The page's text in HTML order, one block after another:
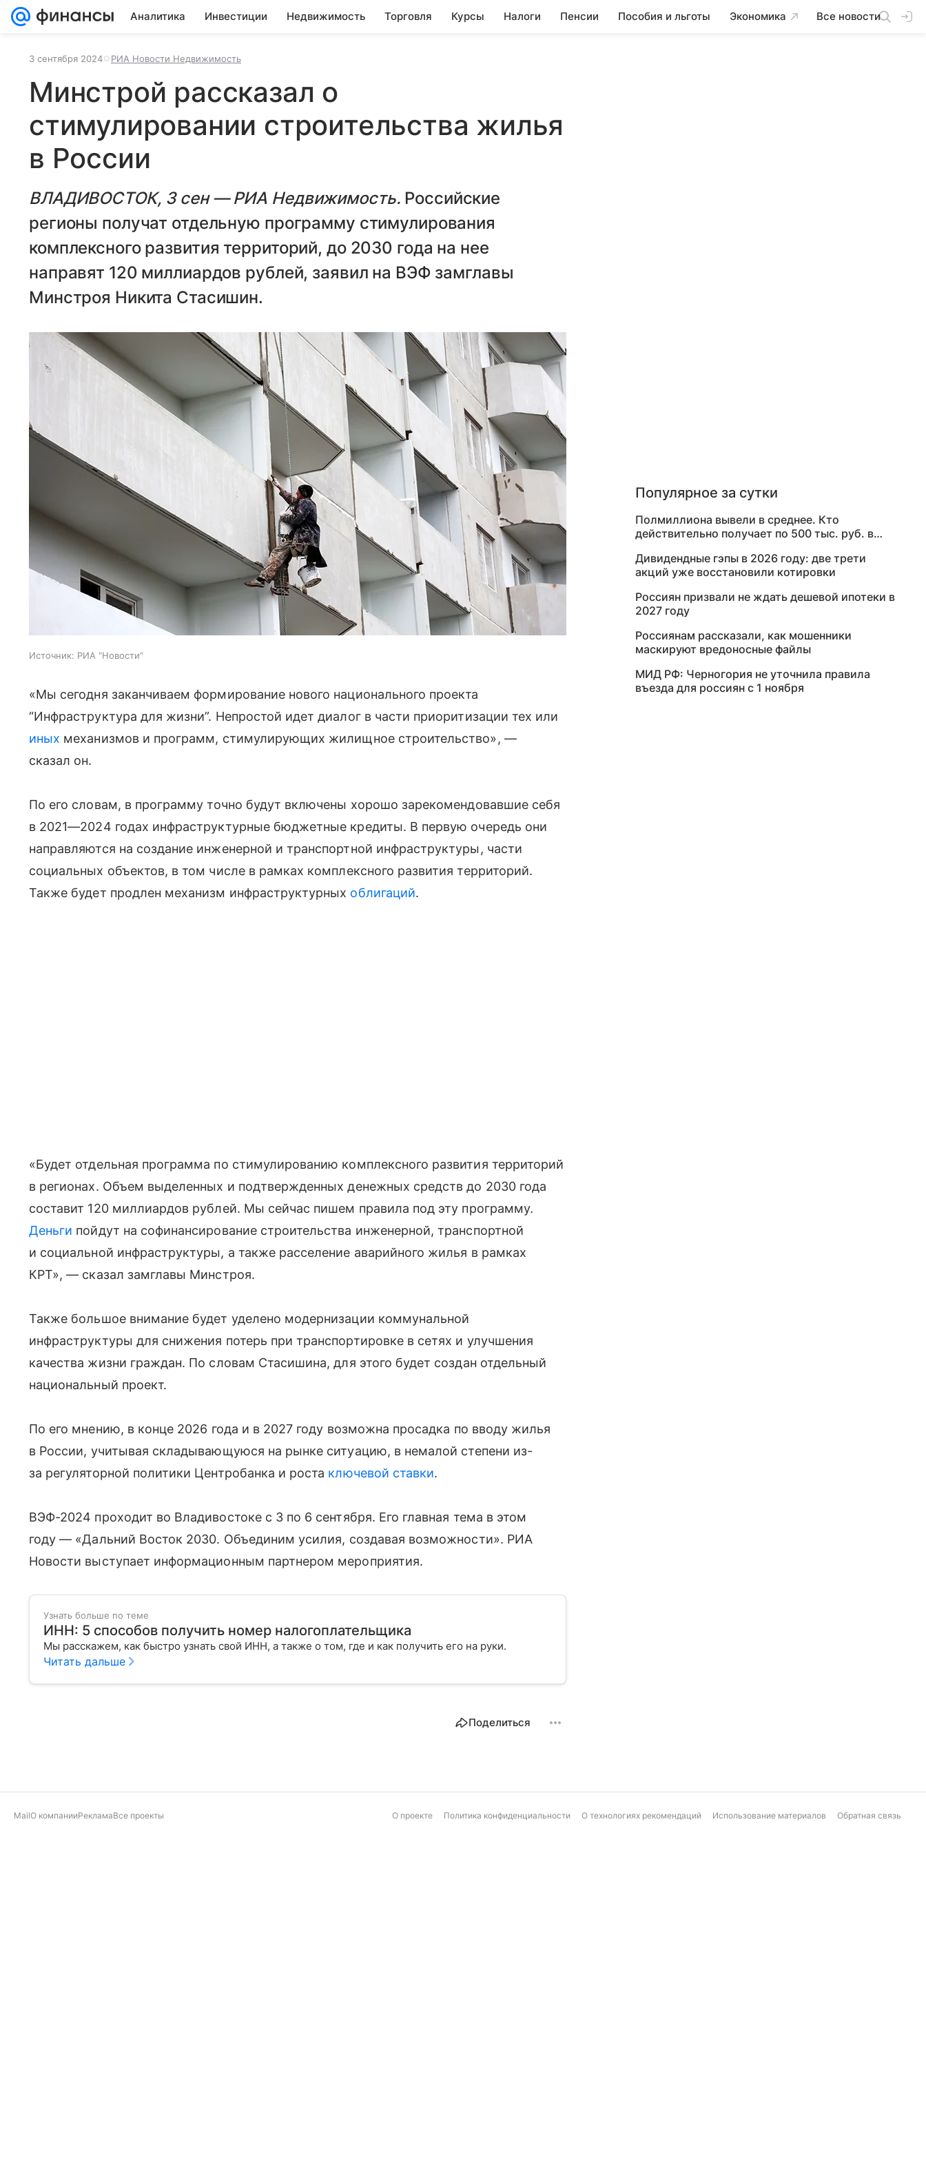
Аналитика Инвестиции Недвижимость Торговля Курсы Налоги Пенсии Пособия и льготы Экономика Все новости
3 сентября 2024 РИА Новости Недвижимость
Минстрой рассказал о
стимулировании строительства жилья
в России
ВЛАДИВОСТОК, 3 сен — РИА Недвижимость. Российские
регионы получат отдельную программу стимулирования
комплексного развития территорий, до 2030 года на нее
направят 120 миллиардов рублей, заявил на ВЭФ замглавы
Минстроя Никита Стасишин.
Источник: РИА "Новости"
«Мы сегодня заканчиваем формирование нового национального проекта
“Инфраструктура для жизни”. Непростой идет диалог в части приоритизации тех или
иных механизмов и программ, стимулирующих жилищное строительство», —
сказал он.
По его словам, в программу точно будут включены хорошо зарекомендовавшие себя
в 2021—2024 годах инфраструктурные бюджетные кредиты. В первую очередь они
направляются на создание инженерной и транспортной инфраструктуры, части
социальных объектов, в том числе в рамках комплексного развития территорий.
Также будет продлен механизм инфраструктурных облигаций.
«Будет отдельная программа по стимулированию комплексного развития территорий
в регионах. Объем выделенных и подтвержденных денежных средств до 2030 года
составит 120 миллиардов рублей. Мы сейчас пишем правила под эту программу.
Деньги пойдут на софинансирование строительства инженерной, транспортной
и социальной инфраструктуры, а также расселение аварийного жилья в рамках
КРТ», — сказал замглавы Минстроя.
Также большое внимание будет уделено модернизации коммунальной
инфраструктуры для снижения потерь при транспортировке в сетях и улучшения
качества жизни граждан. По словам Стасишина, для этого будет создан отдельный
национальный проект.
По его мнению, в конце 2026 года и в 2027 году возможна просадка по вводу жилья
в России, учитывая складывающуюся на рынке ситуацию, в немалой степени из-
за регуляторной политики Центробанка и роста ключевой ставки.
ВЭФ-2024 проходит во Владивостоке с 3 по 6 сентября. Его главная тема в этом
году — «Дальний Восток 2030. Объединим усилия, создавая возможности». РИА
Новости выступает информационным партнером мероприятия.
Узнать больше по теме
ИНН: 5 способов получить номер налогоплательщика
Мы расскажем, как быстро узнать свой ИНН, а также о том, где и как получить его на руки.
Читать дальше
Поделиться
Популярное за сутки
Полмиллиона вывели в среднее. Кто
действительно получает по 500 тыс. руб. в
Дивидендные гэпы в 2026 году: две трети
акций уже восстановили котировки
Россиян призвали не ждать дешевой ипотеки в
2027 году
Россиянам рассказали, как мошенники
маскируют вредоносные файлы
МИД РФ: Черногория не уточнила правила
въезда для россиян с 1 ноября
MailО компанииРекламаВсе проекты О проекте Политика конфиденциальности О технологиях рекомендаций Использование материалов Обратная связь